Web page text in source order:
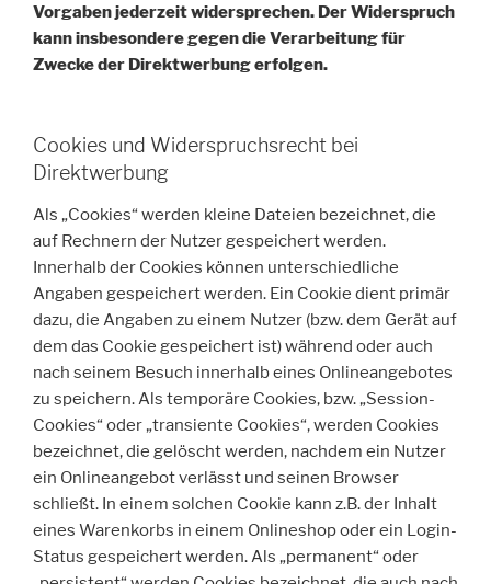
Vorgaben jederzeit widersprechen. Der Widerspruch
kann insbesondere gegen die Verarbeitung für
Zwecke der Direktwerbung erfolgen.
Cookies und Widerspruchsrecht bei
Direktwerbung
Als „Cookies“ werden kleine Dateien bezeichnet, die
auf Rechnern der Nutzer gespeichert werden.
Innerhalb der Cookies können unterschiedliche
Angaben gespeichert werden. Ein Cookie dient primär
dazu, die Angaben zu einem Nutzer (bzw. dem Gerät auf
dem das Cookie gespeichert ist) während oder auch
nach seinem Besuch innerhalb eines Onlineangebotes
zu speichern. Als temporäre Cookies, bzw. „Session-
Cookies“ oder „transiente Cookies“, werden Cookies
bezeichnet, die gelöscht werden, nachdem ein Nutzer
ein Onlineangebot verlässt und seinen Browser
schließt. In einem solchen Cookie kann z.B. der Inhalt
eines Warenkorbs in einem Onlineshop oder ein Login-
Status gespeichert werden. Als „permanent“ oder